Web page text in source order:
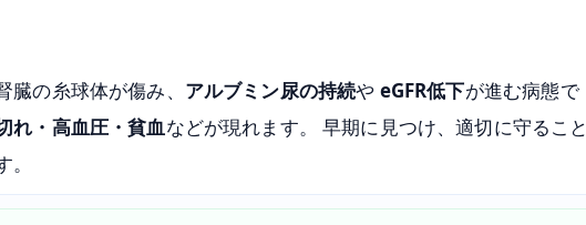
の糸球体が傷み、 アルブミン尿の持続や eGFR低下が進む病態で
れ・高血圧・貧血などが現れます。 早期に見つけ、適切に守ること